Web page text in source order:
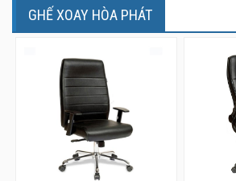
GHẾ XOAY HÒA PHÁT